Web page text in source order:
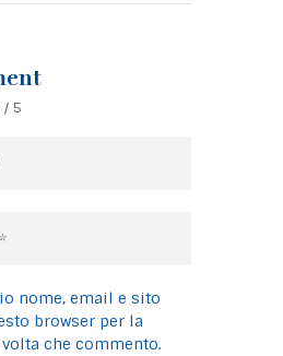
/ 5
nome, email e sito
browser per la
che commento.